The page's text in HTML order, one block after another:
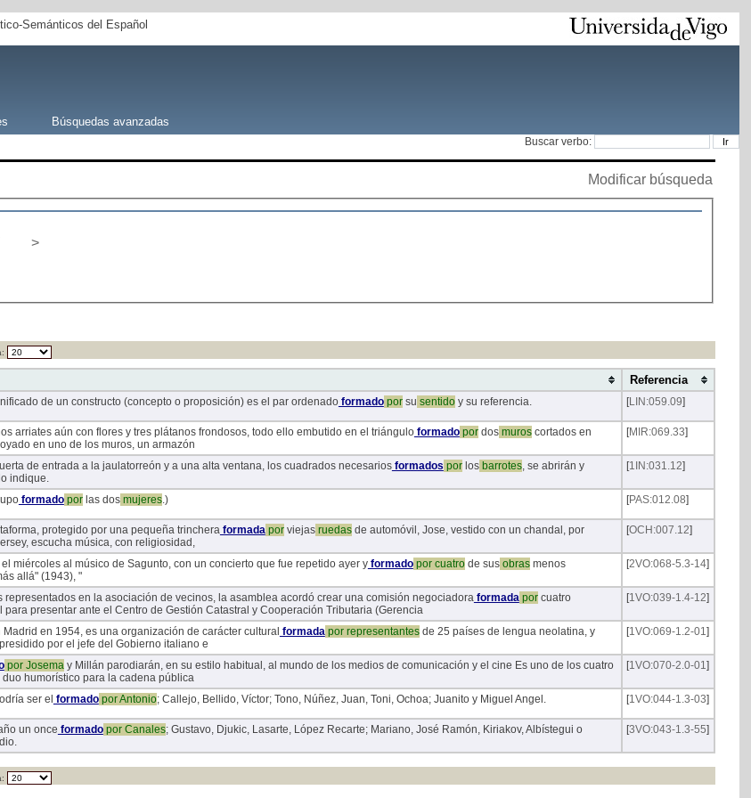
Semánticos del Español
Búsquedas avanzadas
Buscar verbo:
Modificar búsqueda
>
Referencia
de un constructo (concepto o proposición) es el par ordenadoformadoporsu sentidoy su referencia. [LIN:059.09]
arriates aún con flores y tres plátanos frondosos, todo ello embutido en el triánguloformadopordosmuroscortados en
en uno de los muros, un armazón
[MIR:069.33]
de entrada a la jaulatorreón y a una alta ventana, los cuadrados necesariosformados porlosbarrotes, se abrirán y
indique.
[1IN:031.12]
formadoporlas dosmujeres.) [PAS:012.08]
protegido por una pequeña trincheraformadaporviejasruedasde automóvil, Jose, vestido con un chandal, por
escucha música, con religiosidad,
[OCH:007.12]
miércoles al músico de Sagunto, con un concierto que fue repetido ayer yformadoporcuatrode susobrasmenos
allá" (1943), "
[2VO:068-5.3-14]
representados en la asociación de vecinos, la asamblea acordó crear una comisión negociadoraformadaporcuatro
presentar ante el Centro de Gestión Catastral y Cooperación Tributaria (Gerencia
[1VO:039-1.4-12]
en 1954, es una organización de carácter cultural formadaporrepresentantesde 25 países de lengua neolatina, y
por el jefe del Gobierno italiano e
[1VO:069-1.2-01]
porJosemay Millán parodiarán, en su estilo habitual, al mundo de los medios de comunicación y el cine Es uno de los cuatro
humorístico para la cadena pública
[1VO:070-2.0-01]
ser el formadoporAntonio; Callejo, Bellido, Víctor; Tono, Núñez, Juan, Toni, Ochoa; Juanito y Miguel Angel. [1VO:044-1.3-03]
un once formadoporCanales; Gustavo, Djukic, Lasarte, López Recarte; Mariano, José Ramón, Kiriakov, Albístegui o
[3VO:043-1.3-55]